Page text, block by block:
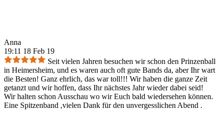
Anna
19:11 18 Feb 19
Seit vielen Jahren besuchen wir schon den Prinzenball
in Heimersheim, und es waren auch oft gute Bands da, aber Ihr wart
die Besten! Ganz ehrlich, das war toll!!! Wir haben die ganze Zeit
getanzt und wir hoffen, dass Ihr nächstes Jahr wieder dabei seid!
Wir halten schon Ausschau wo wir Euch bald wiedersehen können.
Eine Spitzenband ,vielen Dank für den unvergesslichen Abend .